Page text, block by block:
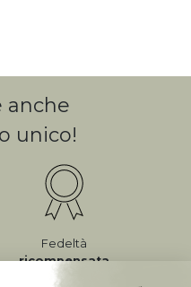
anche
unico!
Fedeltà
ricompensata